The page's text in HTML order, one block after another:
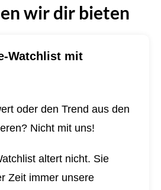
wir dir bieten
Watchlist mit
oder den Trend aus den
Nicht mit uns!
altert nicht. Sie
Zeit immer unsere